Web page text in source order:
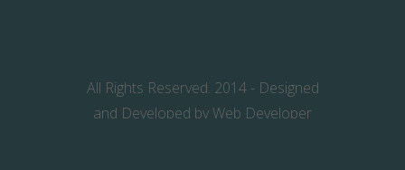
All Rights Reserved. 2014 - Designed
and Developed by Web Developer